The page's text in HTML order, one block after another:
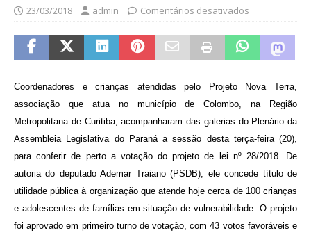
23/03/2018 admin Comentários desativados
Coordenadores e crianças atendidas pelo Projeto Nova Terra,
associação que atua no município de Colombo, na Região
Metropolitana de Curitiba, acompanharam das galerias do Plenário da
Assembleia Legislativa do Paraná a sessão desta terça-feira (20),
para conferir de perto a votação do projeto de lei nº 28/2018. De
autoria do deputado Ademar Traiano (PSDB), ele concede título de
utilidade pública à organização que atende hoje cerca de 100 crianças
e adolescentes de famílias em situação de vulnerabilidade. O projeto
foi aprovado em primeiro turno de votação, com 43 votos favoráveis e